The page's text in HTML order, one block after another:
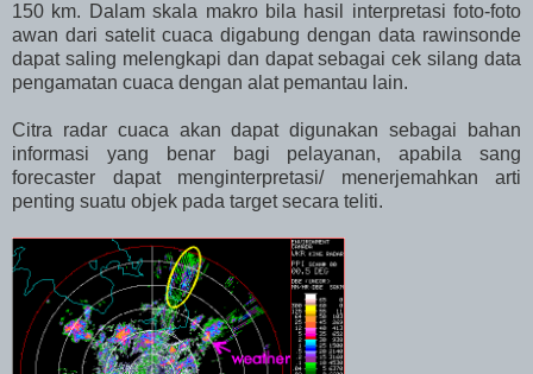
150 km. Dalam skala makro bila hasil interpretasi foto-foto
awan dari satelit cuaca digabung dengan data rawinsonde
dapat saling melengkapi dan dapat sebagai cek silang data
pengamatan cuaca dengan alat pemantau lain.
Citra radar cuaca akan dapat digunakan sebagai bahan
informasi yang benar bagi pelayanan, apabila sang
forecaster dapat menginterpretasi/ menerjemahkan arti
penting suatu objek pada target secara teliti.